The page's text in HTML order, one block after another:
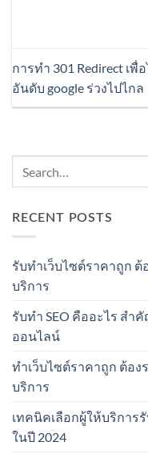
การทำ 301 Redirect เพื่
อันดับ google ร่วงไปไกล
RECENT POSTS
รับทำเว็บไซต์ราคาถูก
บริการ
รับทำ SEO คืออะไร สำ
ออนไลน์
ทำเว็บไซต์ราคาถูก ต้อง
บริการ
เทคนิคเลือกผู้ให้บริการ
ในปี 2024